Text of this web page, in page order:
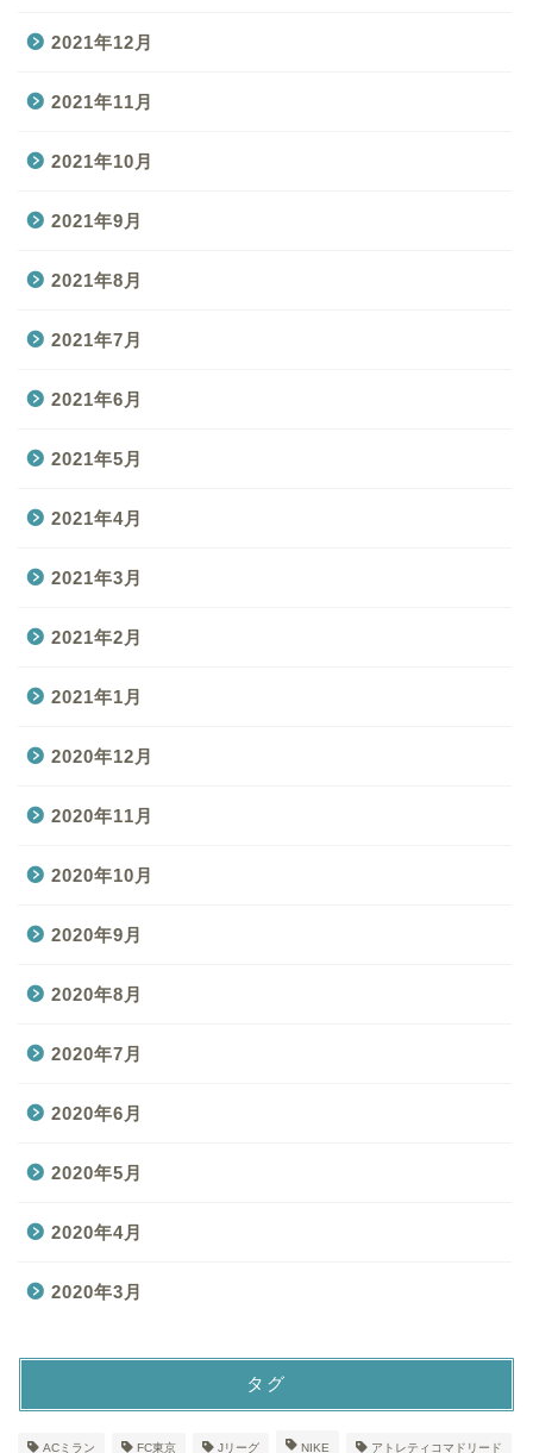
2021年12月
2021年11月
2021年10月
2021年9月
2021年8月
2021年7月
2021年6月
2021年5月
2021年4月
2021年3月
2021年2月
2021年1月
2020年12月
2020年11月
2020年10月
2020年9月
2020年8月
2020年7月
2020年6月
2020年5月
2020年4月
2020年3月
タグ
ACミラン FC東京 Jリーグ NIKE アトレティコマドリード